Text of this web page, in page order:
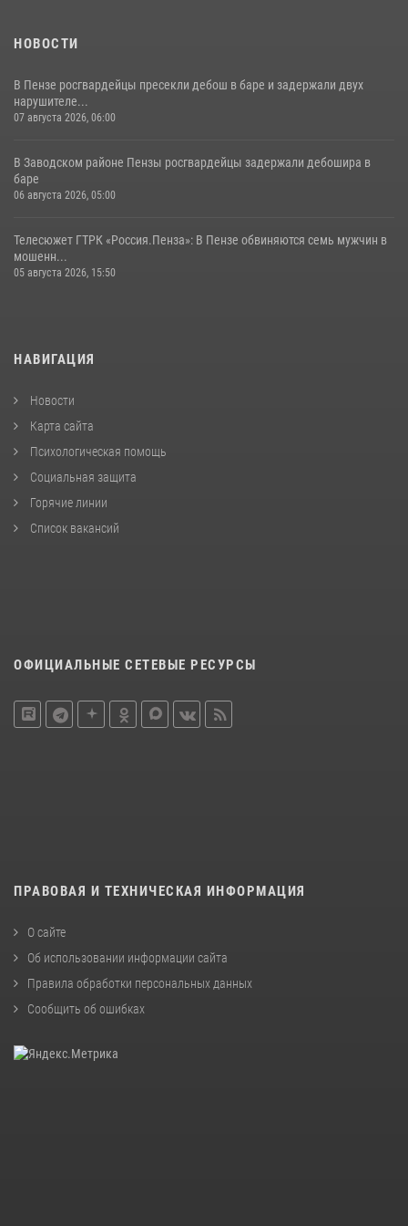
НОВОСТИ
В Пензе росгвардейцы пресекли дебош в баре и задержали двух
нарушителе...
07 августа 2026, 06:00
В Заводском районе Пензы росгвардейцы задержали дебошира в
баре
06 августа 2026, 05:00
Телесюжет ГТРК «Россия.Пенза»: В Пензе обвиняются семь мужчин в
мошенн...
05 августа 2026, 15:50
НАВИГАЦИЯ
Новости
Карта сайта
Психологическая помощь
Социальная защита
Горячие линии
Список вакансий
ОФИЦИАЛЬНЫЕ СЕТЕВЫЕ РЕСУРСЫ
ПРАВОВАЯ И ТЕХНИЧЕСКАЯ ИНФОРМАЦИЯ
О сайте
Об использовании информации сайта
Правила обработки персональных данных
Сообщить об ошибках